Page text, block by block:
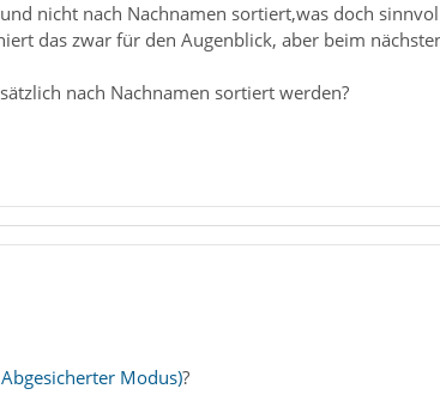
nicht nach Nachnamen sortiert,was doch
das zwar für den Augenblick, aber beim
nach Nachnamen sortiert werden?
Modus)?